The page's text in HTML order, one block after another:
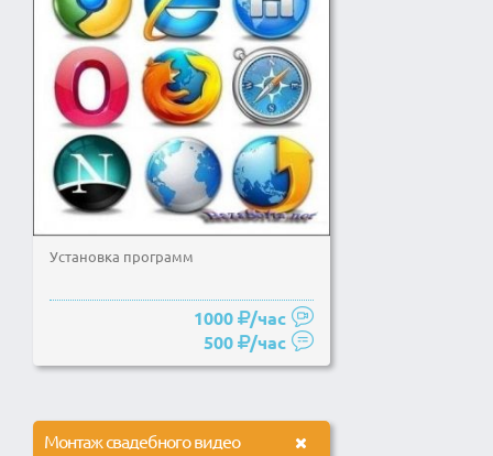
Установка программ
1000
/час
500
/час
Монтаж свадебного видео